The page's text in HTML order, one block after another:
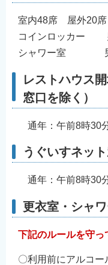
室内48席 屋外20席
コインロッカー
シャワー室 男
レストハウス
窓口を除く）
通年：午前8時30
うぐいすネッ
通年：午前8時30
更衣室・シャ
下記のルールを守っ
〇利用前にアルコー